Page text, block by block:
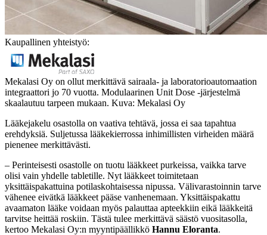
Kaupallinen yhteistyö:
Mekalasi Oy on ollut merkittävä sairaala- ja laboratorioautomaation
integraattori jo 70 vuotta. Modulaarinen Unit Dose -järjestelmä
skaalautuu tarpeen mukaan. Kuva: Mekalasi Oy
Lääkejakelu osastolla on vaativa tehtävä, jossa ei saa tapahtua
erehdyksiä. Suljetussa lääkekierrossa inhimillisten virheiden määrä
pienenee merkittävästi.
– Perinteisesti osastolle on tuotu lääkkeet purkeissa, vaikka tarve
olisi vain yhdelle tabletille. Nyt lääkkeet toimitetaan
yksittäispakattuina potilaskohtaisessa nipussa. Välivarastoinnin tarve
vähenee eivätkä lääkkeet pääse vanhenemaan. Yksittäispakattu
avaamaton lääke voidaan myös palauttaa apteekkiin eikä lääkkeitä
tarvitse heittää roskiin. Tästä tulee merkittävä säästö vuositasolla,
kertoo Mekalasi Oy:n myyntipäällikkö Hannu Eloranta.